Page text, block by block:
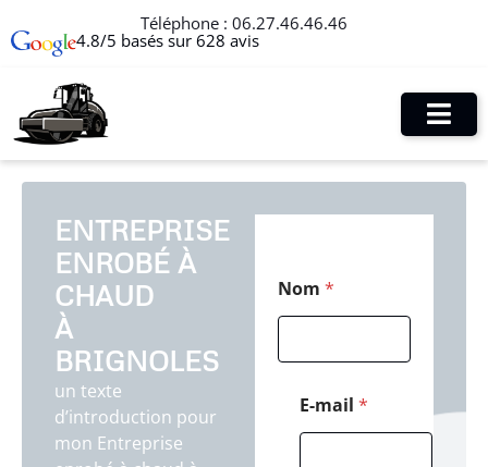
Téléphone : 06.27.46.46.46
4.8/5 basés sur 628 avis
ENTREPRISE
ENROBÉ À
CHAUD
À
BRIGNOLES
un texte
d’introduction pour
mon Entreprise
Nom *
d
E-mail *